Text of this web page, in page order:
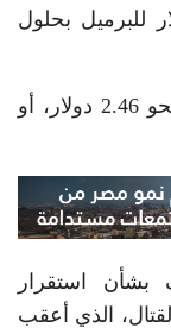
3.04%، لتسجل 90.02 دولار للبرميل بحلول
كما ارتفعت العقود الآجلة لخام برنت بنحو 2.46 دولار، أو
استقرار
الذي أعقب